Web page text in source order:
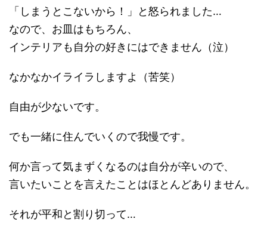
「しまうとこないから！」と怒られました…
なので、お皿はもちろん、
インテリアも自分の好きにはできません（泣）
なかなかイライラしますよ（苦笑）
自由が少ないです。
でも一緒に住んでいくので我慢です。
何か言って気まずくなるのは自分が辛いので、
言いたいことを言えたことはほとんどありません。
それが平和と割り切って…